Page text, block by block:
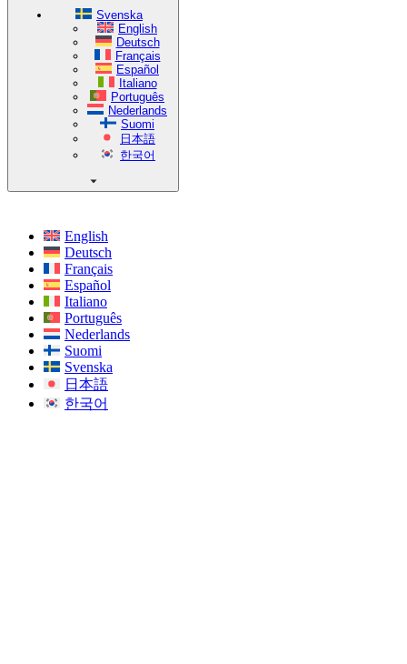
Svenska
English
Deutsch
Français
Español
Italiano
Português
Nederlands
Suomi
日本語
한국어
English
Deutsch
Français
Español
Italiano
Português
Nederlands
Suomi
Svenska
日本語
한국어